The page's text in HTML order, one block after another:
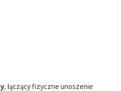
, łączący fizyczne unoszenie